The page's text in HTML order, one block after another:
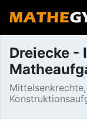
Dreiecke -